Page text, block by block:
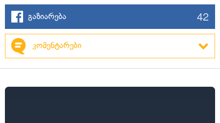
გაზიარება 42
კომენტარები